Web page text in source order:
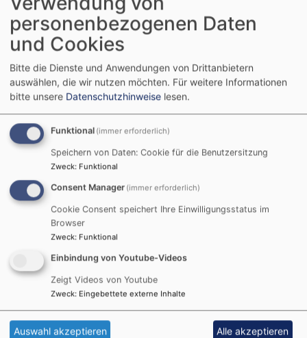
So, 9.8. 19-21 Uhr
Fürberger Movie-Night
Pfarrer Dr. Daniel Wanke
Fürth
Lukas-Kirche
Di, 11.8. 14-16:30 Uhr
Schafkopfen in Oberfürberg
Gemeindezentrum Lukas-Kirche
personenbezogenen Daten
und Cookies
Bitte die Dienste und Anwendungen von Drittanbietern
auswählen, die wir nutzen möchten. Für weitere Informationen
bitte unsere Datenschutzhinweise lesen.
Funktional (immer erforderlich)
Speichern von Daten: Cookie für die Benutzersitzung
Zweck: Funktional
Consent Manager (immer erforderlich)
Cookie Consent speichert Ihre Einwilligungsstatus im
Browser
Zweck: Funktional
Einbindung von Youtube-Videos
Zeigt Videos von Youtube
Zweck: Eingebettete externe Inhalte
Auswahl akzeptieren Alle akzeptieren